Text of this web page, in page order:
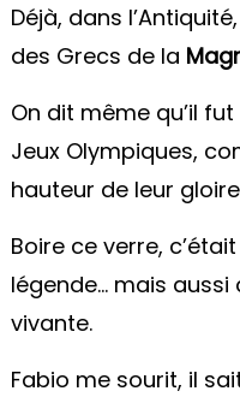
Déjà, dans
des Grecs de la
On dit même qu’il
Jeux Olympiques,
hauteur de leur
Boire ce verre,
légende… mais
vivante.
Fabio me sourit, il